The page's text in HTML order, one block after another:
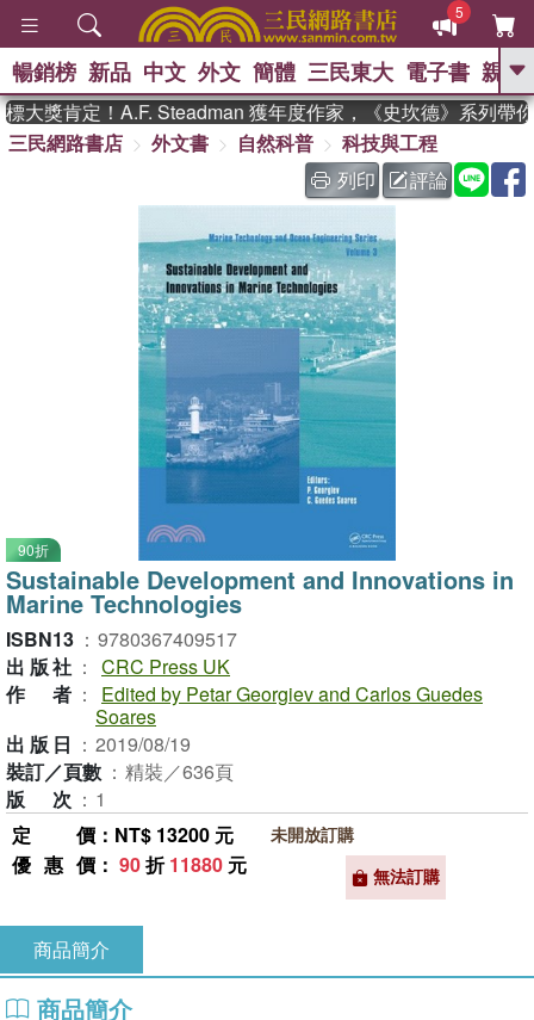
5
GO
熱搜： 東野圭吾 、 The Odyssey
、 如果歷史是一群喵 、 暑期
國際布克獎 臺灣漫遊錄 、 方
孩：黎曼猜想 、 偉大的迷走神經
暢銷榜 新品 中文 外文 簡體 三民東大 電子書 親子
獎肯定！A.F. Steadman 獲年度作家，《史坎德》系列帶你
三民網路書店
外文書 自然科普
科技與工程
列印
評論
90折
Sustainable Development and Innovations in
Marine Technologies
ISBN13 ： 9780367409517
出版社 ： CRC Press UK
作者 ：
Edited by Petar Georgiev and Carlos Guedes
Soares
出版日 ： 2019/08/19
裝訂／頁數 ： 精裝／636頁
版次 ： 1
定價 ：NT$ 13200 元
優惠價 ： 90折11880 元
未開放訂購
無法訂購
商品簡介
商品簡介